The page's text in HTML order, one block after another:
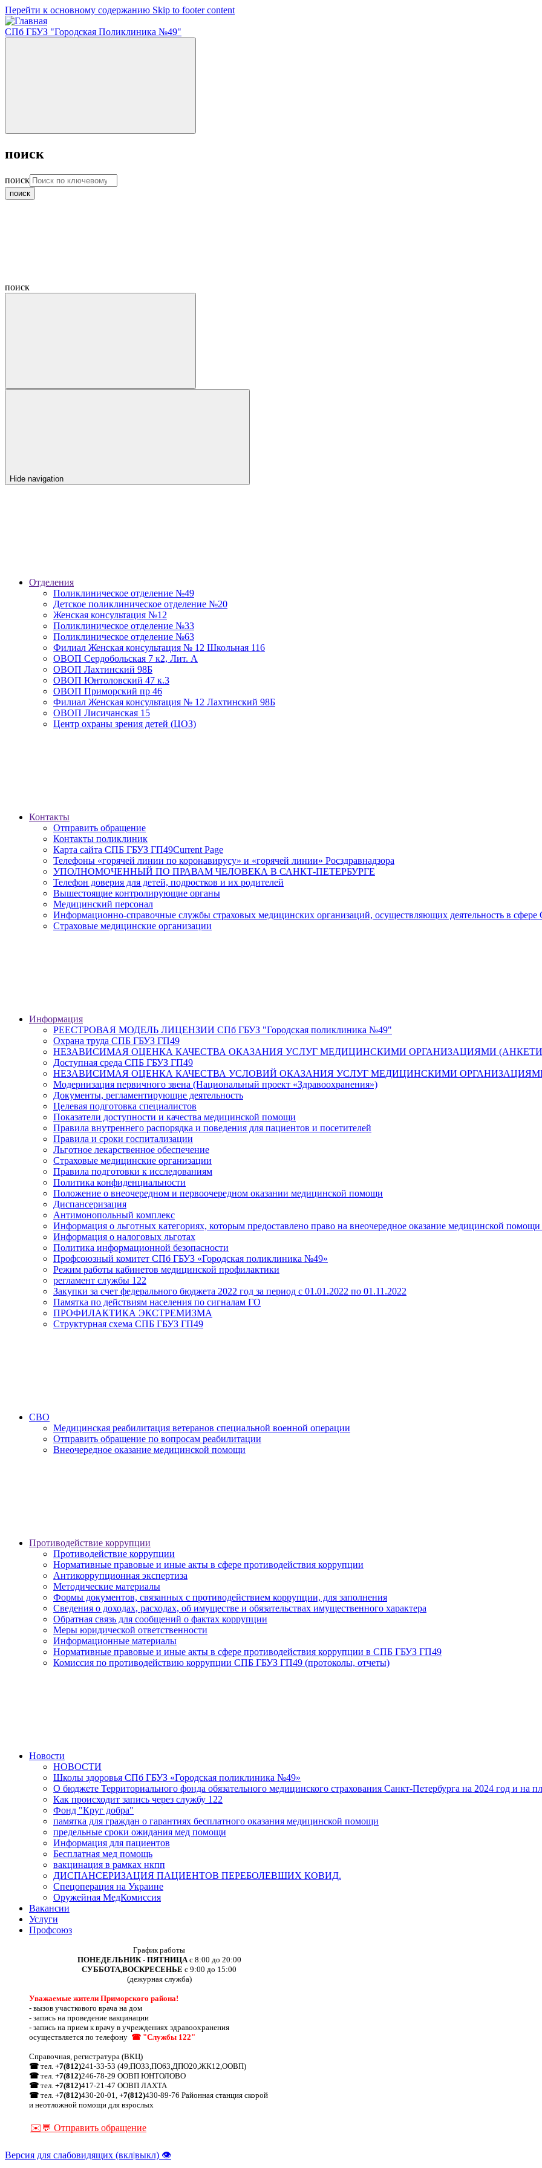
Перейти к основному содержанию Skip to footer content
СПб ГБУЗ "Городская Поликлиника №49"
поиск
поиск
поиск
Hide navigation
Отделения
Поликлиническое отделение №49
Детское поликлиническое отделение №20
Женская консультация №12
Поликлиническое отделение №33
Поликлиническое отделение №63
Филиал Женская консультация № 12 Школьная 116
ОВОП Сердобольская 7 к2, Лит. А
ОВОП Лахтинский 98Б
ОВОП Юнтоловский 47 к.3
ОВОП Приморский пр 46
Филиал Женская консультация № 12 Лахтинский 98Б
ОВОП Лисичанская 15
Центр охраны зрения детей (ЦОЗ)
Контакты
Отправить обращение
Контакты поликлиник
Карта сайта СПБ ГБУЗ ГП49Current Page
Телефоны «горячей линии по коронавирусу» и «горячей линии» Росздравнадзора
УПОЛНОМОЧЕННЫЙ ПО ПРАВАМ ЧЕЛОВЕКА В САНКТ-ПЕТЕРБУРГЕ
Телефон доверия для детей, подростков и их родителей
Вышестоящие контролирующие органы
Медицинский персонал
Информационно-справочные службы страховых медицинских организаций, осуществляющих деятельность в
Страховые медицинские организации
Информация
РЕЕСТРОВАЯ МОДЕЛЬ ЛИЦЕНЗИИ СПб ГБУЗ "Городская поликлиника №49"
Охрана труда СПБ ГБУЗ ГП49
НЕЗАВИСИМАЯ ОЦЕНКА КАЧЕСТВА ОКАЗАНИЯ УСЛУГ МЕДИЦИНСКИМИ ОРГАНИЗАЦИЯМИ
Доступная среда СПБ ГБУЗ ГП49
НЕЗАВИСИМАЯ ОЦЕНКА КАЧЕСТВА УСЛОВИЙ ОКАЗАНИЯ УСЛУГ МЕДИЦИНСКИМИ
Модернизация первичного звена (Национальный проект «Здравоохранения»)
Документы, регламентирующие деятельность
Целевая подготовка специалистов
Показатели доступности и качества медицинской помощи
Правила внутреннего распорядка и поведения для пациентов и посетителей
Правила и сроки госпитализации
Льготное лекарственное обеспечение
Страховые медицинские организации
Правила подготовки к исследованиям
Политика конфиденциальности
Положение о внеочередном и первоочередном оказании медицинской помощи
Диспансеризация
Антимонопольный комплекс
Информация о льготных категориях, которым предоставлено право на внеочередное оказание медицинской
Информация о налоговых льготах
Политика информационной безопасности
Профсоюзный комитет СПб ГБУЗ «Городская поликлиника №49»
Режим работы кабинетов медицинской профилактики
регламент службы 122
Закупки за счет федерального бюджета 2022 год за период с 01.01.2022 по 01.11.2022
Памятка по действиям населения по сигналам ГО
ПРОФИЛАКТИКА ЭКСТРЕМИЗМА
Структурная схема СПБ ГБУЗ ГП49
СВО
Медицинская реабилитация ветеранов специальной военной операции
Отправить обращение по вопросам реабилитации
Внеочередное оказание медицинской помощи
Противодействие коррупции
Противодействие коррупции
Нормативные правовые и иные акты в сфере противодействия коррупции
Антикоррупционная экспертиза
Методические материалы
Формы документов, связанных с противодействием коррупции, для заполнения
Сведения о доходах, расходах, об имуществе и обязательствах имущественного характера
Обратная связь для сообщений о фактах коррупции
Меры юридической ответственности
Информационные материалы
Нормативные правовые и иные акты в сфере противодействия коррупции в СПБ ГБУЗ ГП49
Комиссия по противодействию коррупции СПБ ГБУЗ ГП49 (протоколы, отчеты)
Новости
НОВОСТИ
Школы здоровья СПб ГБУЗ «Городская поликлиника №49»
О бюджете Территориального фонда обязательного медицинского страхования Санкт-Петербурга на 2024 год и на
Как происходит запись через службу 122
Фонд "Круг добра"
памятка для граждан о гарантиях бесплатного оказания медицинской помощи
предельные сроки ожидания мед помощи
Информация для пациентов
Бесплатная мед помощь
вакцинация в рамках нкпп
ДИСПАНСЕРИЗАЦИЯ ПАЦИЕНТОВ ПЕРЕБОЛЕВШИХ КОВИД.
Спецоперация на Украине
Оружейная МедКомиссия
Вакансии
Услуги
Профсоюз
График работы
ПОНЕДЕЛЬНИК - ПЯТНИЦА с 8:00 до 20:00
СУББОТА,ВОСКРЕСЕНЬЕ с 9:00 до 15:00
(дежурная служба)
Уважаемые жители Приморского района!
- вызов участкового врача на дом
- запись на проведение вакцинации
- запись на прием к врачу в учреждениях здравоохранения
осуществляется по телефону ☎ "Службы 122"
Справочная, регистратура (ВКЦ)
☎ тел. +7(812)241-33-53 (49,ПО33,ПО63,ДПО20,ЖК12,ООВП)
☎ тел. +7(812)246-78-29 ООВП ЮНТОЛОВО
☎ тел. +7(812)417-21-47 ООВП ЛАХТА
☎ тел. +7(812)430-20-01, +7(812)430-89-76 Районная станция скорой
и неотложной помощи для взрослых
✉️💬 Отправить обращение
Версия для слабовидящих (вкл|выкл) 👁